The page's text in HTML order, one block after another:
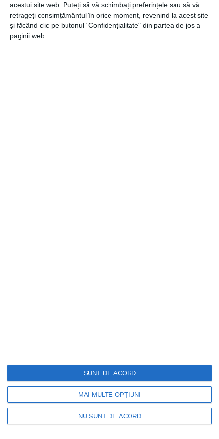
acestui site web. Puteți să vă schimbați preferințele sau să vă
retrageți consimțământul în orice moment, revenind la acest site
și făcând clic pe butonul "Confidențialitate" din partea de jos a
paginii web.
MAI MULTE OPȚIUNI
NU SUNT DE ACORD
SUNT DE ACORD
Pofta de sport vine văzînd
Jupanu - 14 august 2024